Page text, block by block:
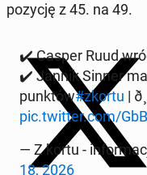
pozycję z 45. na 49.
✔️ Casper Ruud
✔️ Jannik Sinner
punktów#zkortu |
pic.twitter.com/
— Z kortu -
18, 2026